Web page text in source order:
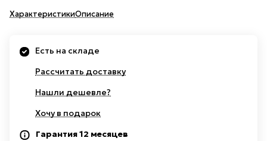
ХарактеристикиОписание
Есть на складе
Рассчитать доставку
Нашли дешевле?
Хочу в подарок
Гарантия 12 месяцев